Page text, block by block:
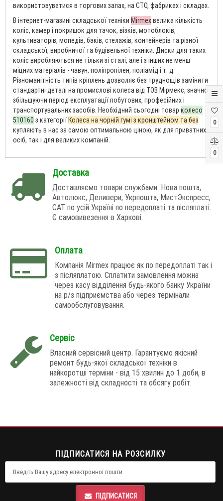
0
0
використовуватися в торгових залах, на СТО, фабриках і складах.
В інтернет-магазині складської техніки Mirmexвелика кількість
коліс, камер і покришок для тачок, візків, мотоблоків,
культиваторів, мопедів, баків, стелажів, контейнерів та різної
складської, виробничої та будівельної техніки. Диски для таких
коліс виробляються не тільки зі сталі, але і з інших не менш
міцних матеріалів - чавун, поліпропілен, поліамід і т. д.
Різноманітність типів кріплень дозволяє без труднощів замінити
стандартні деталі на промислові колеса від ТОВ Мірмекс, значно
збільшуючи період експлуатації побутових, професійних і
транспортувальних засобів. Необхідний сьогодні товар колесо
510160 з категоріїКолеса на чорній гумі з кронштейном та без
купляють в нас за самою оптимальною ціною, як для приватних
осіб, так і для великих компаній.
Доставка
Доставляємо товари службами: Нова пошта,
Автолюкс, Деливери, Укрпошта, МистЭкспресс,
САТ по усій Україні по передоплаті та післяплаті.
Є самовивезення в Харкові.
Оплата
Компанія Mirmex працює як по передоплаті так і
з післяплатою. Сплатити замовлення можна
через касу відділення будь-якого банку України
на р/з підприємства або через термінали
самообслуговування.
Сервіс
Власний сервісний центр. Гарантуємо якісний
ремонт будь-якої складської техніки в
найкоротші терміни - від 15 хвилин до 1 доби, в
залежності від складності та обсягу робіт.
ПІДПИСАТИСЯ НА РОЗСИЛКУ
ПІДПИСАТИСЯ